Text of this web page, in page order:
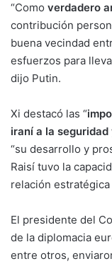
“Como verdadero
contribución
buena vecindad
esfuerzos para
dijo Putin.
Xi destacó las “
iraní a la
“su desarrollo y
Raisí tuvo la
relación
El presidente del
de la diplomacia
entre otros,